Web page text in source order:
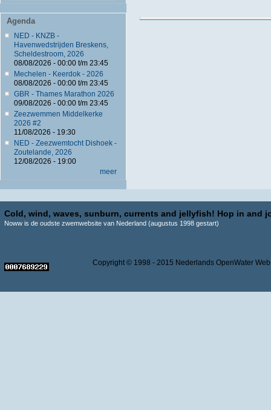
Agenda
NED - KNZB -
Havenwedstrijden Breskens,
Scheldestroom, 2026
08/08/2026 - 00:00t/m 23:45
Mechelen - Keerdok - 2026
08/08/2026 - 00:00t/m 23:45
GBR - Thames Marathon 2026
09/08/2026 - 00:00t/m 23:45
Zeezwemmen Middelkerke
2026 #2
11/08/2026 - 19:30
NED - Zeezwemtocht Dishoek -
Zoutelande, 2026
12/08/2026 - 19:00
meer
Cold, wind, waves, sunburn, currents and jellyfish! Hop in and
Noww is de oudste zwemwebsite van Nederland (augustus 1998 gestart)
Copyright © 1998 - 2015 Nederlands OpenWater